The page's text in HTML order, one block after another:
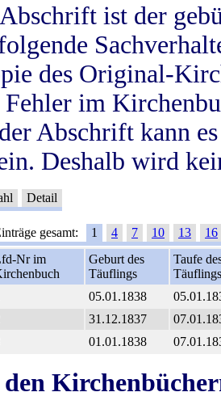
ist der
des Original-
im
Abschrift kann
Deshalb wird
Detail
gesamt: 1 4 7 10 13
16
Nr im
Geburt des
Täuflings
Taufe
Täuflings
05.01.1838
31.12.1837
01.01.1838
den